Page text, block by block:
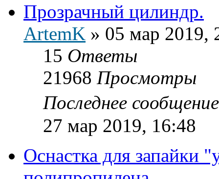
Прозрачный цилиндр.
ArtemK » 05 мар 2019,
15 Ответы
21968 Просмотры
Последнее
27 мар 2019, 16:48
Оснастка для запайки